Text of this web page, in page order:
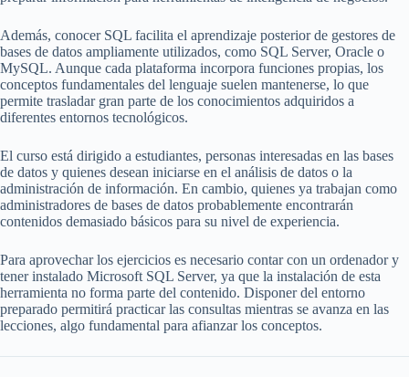
Además, conocer SQL facilita el aprendizaje posterior de gestores de
bases de datos ampliamente utilizados, como SQL Server, Oracle o
MySQL. Aunque cada plataforma incorpora funciones propias, los
conceptos fundamentales del lenguaje suelen mantenerse, lo que
permite trasladar gran parte de los conocimientos adquiridos a
diferentes entornos tecnológicos.
El curso está dirigido a estudiantes, personas interesadas en las bases
de datos y quienes desean iniciarse en el análisis de datos o la
administración de información. En cambio, quienes ya trabajan como
administradores de bases de datos probablemente encontrarán
contenidos demasiado básicos para su nivel de experiencia.
Para aprovechar los ejercicios es necesario contar con un ordenador y
tener instalado Microsoft SQL Server, ya que la instalación de esta
herramienta no forma parte del contenido. Disponer del entorno
preparado permitirá practicar las consultas mientras se avanza en las
lecciones, algo fundamental para afianzar los conceptos.